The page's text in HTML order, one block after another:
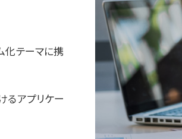
化テーマに携
るアプリケー